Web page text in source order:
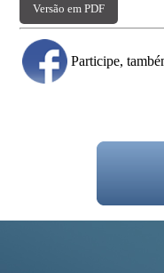
Versão em PDF
Participe,